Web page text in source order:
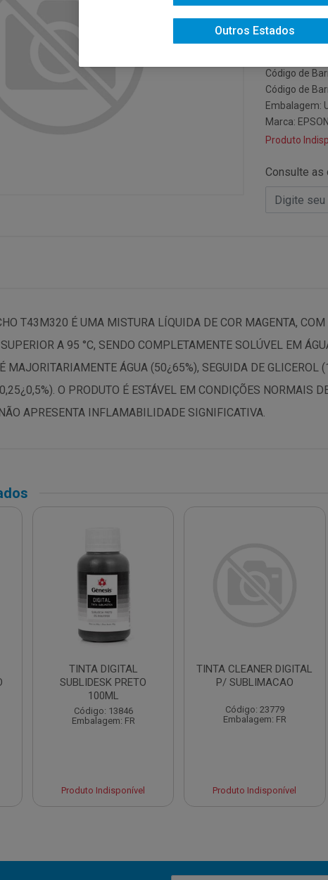
Código do
Código de
Código de
Embalagem:
Marca: EPSON
Produto
Consulte as
T43M320 É UMA MISTURA LÍQUIDA DE COR MAGENTA,
A 95 °C, SENDO COMPLETAMENTE SOLÚVEL EM
MAJORITARIAMENTE ÁGUA (50¿65%), SEGUIDA DE GLICEROL
O PRODUTO É ESTÁVEL EM CONDIÇÕES NORMAIS
APRESENTA INFLAMABILIDADE SIGNIFICATIVA.
TINTA DIGITAL
SUBLIDESK PRETO
100ML
Código: 13846
Embalagem: FR
Produto Indisponível
TINTA CLEANER DIGITAL
P/ SUBLIMACAO
Código: 23779
Embalagem: FR
Produto Indisponível
Outros Estados